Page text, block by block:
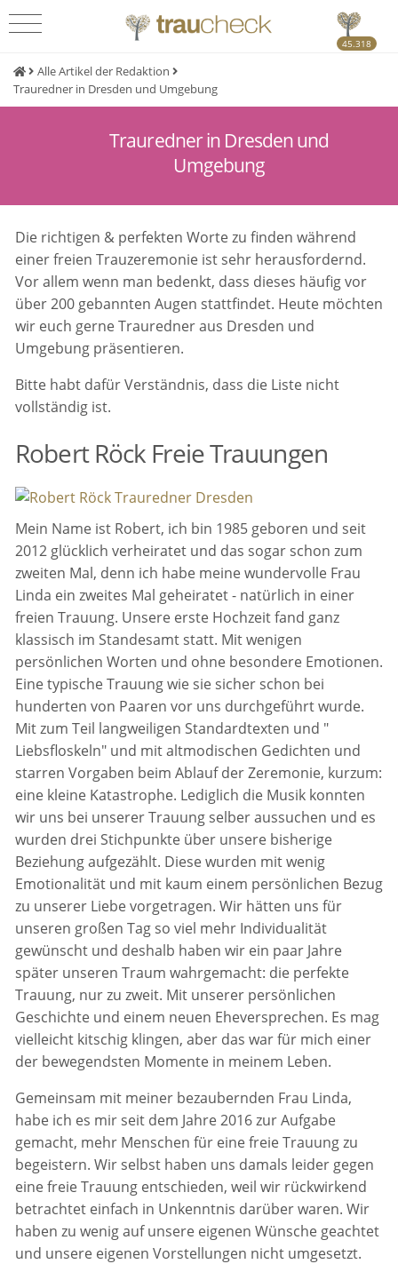
45.318
Alle Artikel der Redaktion
Trauredner in Dresden und Umgebung
Trauredner in Dresden und
Umgebung
Die richtigen & perfekten Worte zu finden während
einer freien Trauzeremonie ist sehr herausfordernd.
Vor allem wenn man bedenkt, dass dieses häufig vor
über 200 gebannten Augen stattfindet. Heute möchten
wir euch gerne Trauredner aus Dresden und
Umgebung präsentieren.
Bitte habt dafür Verständnis, dass die Liste nicht
vollständig ist.
Robert Röck Freie Trauungen
Mein Name ist Robert, ich bin 1985 geboren und seit
2012 glücklich verheiratet und das sogar schon zum
zweiten Mal, denn ich habe meine wundervolle Frau
Linda ein zweites Mal geheiratet - natürlich in einer
freien Trauung. Unsere erste Hochzeit fand ganz
klassisch im Standesamt statt. Mit wenigen
persönlichen Worten und ohne besondere Emotionen.
Eine typische Trauung wie sie sicher schon bei
hunderten von Paaren vor uns durchgeführt wurde.
Mit zum Teil langweiligen Standardtexten und "
Liebsfloskeln" und mit altmodischen Gedichten und
starren Vorgaben beim Ablauf der Zeremonie, kurzum:
eine kleine Katastrophe. Lediglich die Musik konnten
wir uns bei unserer Trauung selber aussuchen und es
wurden drei Stichpunkte über unsere bisherige
Beziehung aufgezählt. Diese wurden mit wenig
Emotionalität und mit kaum einem persönlichen Bezug
zu unserer Liebe vorgetragen. Wir hätten uns für
unseren großen Tag so viel mehr Individualität
gewünscht und deshalb haben wir ein paar Jahre
später unseren Traum wahrgemacht: die perfekte
Trauung, nur zu zweit. Mit unserer persönlichen
Geschichte und einem neuen Eheversprechen. Es mag
vielleicht kitschig klingen, aber das war für mich einer
der bewegendsten Momente in meinem Leben.
Gemeinsam mit meiner bezaubernden Frau Linda,
habe ich es mir seit dem Jahre 2016 zur Aufgabe
gemacht, mehr Menschen für eine freie Trauung zu
begeistern. Wir selbst haben uns damals leider gegen
eine freie Trauung entschieden, weil wir rückwirkend
betrachtet einfach in Unkenntnis darüber waren. Wir
haben zu wenig auf unsere eigenen Wünsche geachtet
und unsere eigenen Vorstellungen nicht umgesetzt.